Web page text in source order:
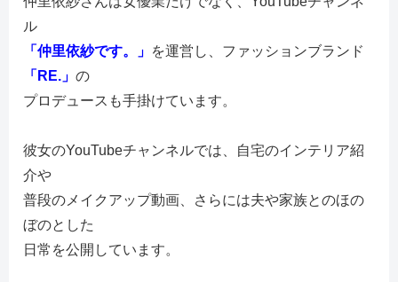
ル
「仲里依紗です。」 を運営し、ファッションブランド
「RE.」 の
プロデュースも手掛けています。
彼女のYouTubeチャンネルでは、自宅のインテリア紹
介や
普段のメイクアップ動画、さらには夫や家族とのほの
ぼのとした
日常を公開しています。